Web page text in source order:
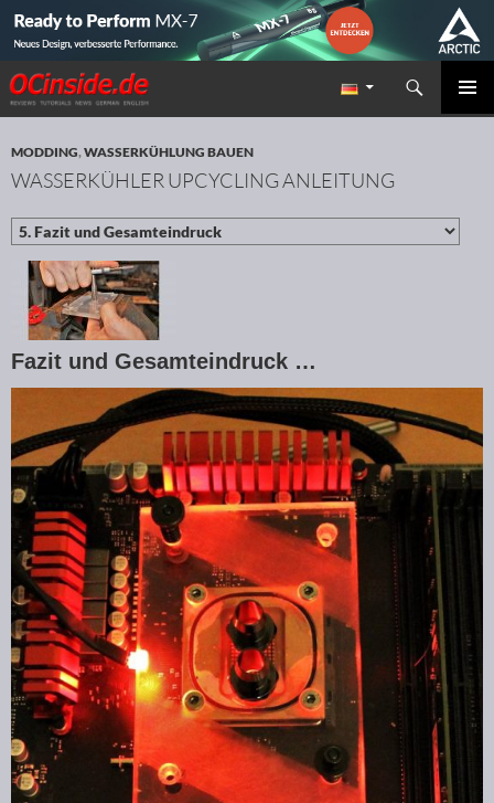
Redaktion ocinside.de PC Hardware Portal
Suchen
ZUM INHALT SPRINGEN
MODDING,WASSERKÜHLUNG BAUEN
WASSERKÜHLER UPCYCLING ANLEITUNG
Fazit und Gesamteindruck …